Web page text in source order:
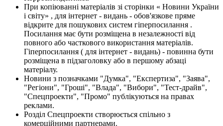
При копіюванні матеріалів зі сторінки « Новини України
і світу» , для інтернет - видань - обов'язкове пряме
відкрите для пошукових систем гіперпосилання .
Посилання має бути розміщена в незалежності від
повного або часткового використання матеріалів.
Гіперпосилання ( для інтернет - видань) - повинна бути
розміщена в підзаголовку або в першому абзаці
матеріалу.
Новини з позначками "Думка", "Експертиза", "Заява",
"Регіони", "Гроші", "Влада", "Вибори", "Тест-драйв",
"Спецпроекти", "Промо" публікуються на правах
реклами.
Розділ Спецпроекти створюється спільно з
комерційними партнерами.